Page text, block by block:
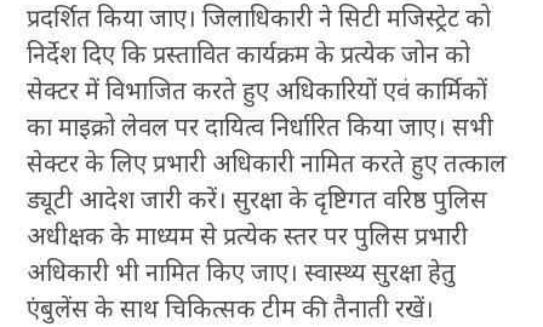
प्रदर्शित किया जाए। जिलाधिकारी ने सिटी मजिस्ट्रेट को
निर्देश दिए कि प्रस्तावित कार्यक्रम के प्रत्येक जोन को
सेक्टर में विभाजित करते हुए अधिकारियों एवं कार्मिकों
का माइक्रो लेवल पर दायित्व निर्धारित किया जाए। सभी
सेक्टर के लिए प्रभारी अधिकारी नामित करते हुए तत्काल
ड्यूटी आदेश जारी करें। सुरक्षा के दृष्टिगत वरिष्ठ पुलिस
अधीक्षक के माध्यम से प्रत्येक स्तर पर पुलिस प्रभारी
अधिकारी भी नामित किए जाए। स्वास्थ्य सुरक्षा हेतु
एंबुलेंस के साथ चिकित्सक टीम की तैनाती रखें।